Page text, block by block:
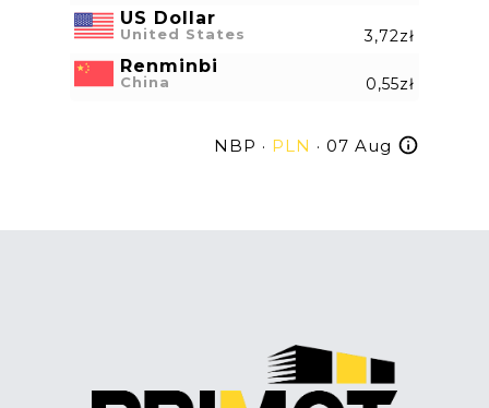
US Dollar
United States 3,72zł
Renminbi
China 0,55zł
NBP · PLN · 07 Aug